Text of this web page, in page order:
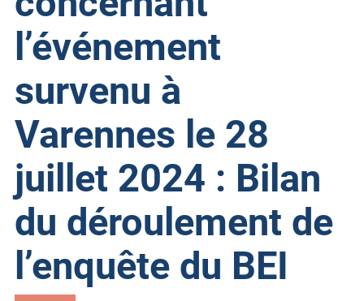
l’événement
survenu à
Varennes le 28
juillet 2024 : Bilan
du déroulement de
l’enquête du BEI